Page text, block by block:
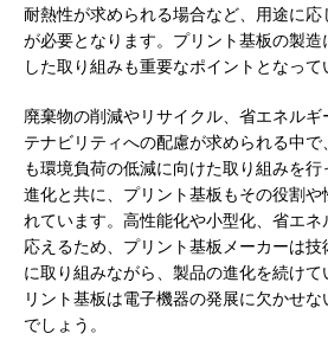
耐熱性が求められる場合など、用途に
が必要となります。プリント基板の製
した取り組みも重要なポイントとなって
廃棄物の削減やリサイクル、省エネル
テナビリティへの配慮が求められる中
も環境負荷の低減に向けた取り組みを
進化と共に、プリント基板もその役割や
れています。高性能化や小型化、省エ
応えるため、プリント基板メーカーは
に取り組みながら、製品の進化を続け
リント基板は電子機器の発展に欠かせ
でしょう。